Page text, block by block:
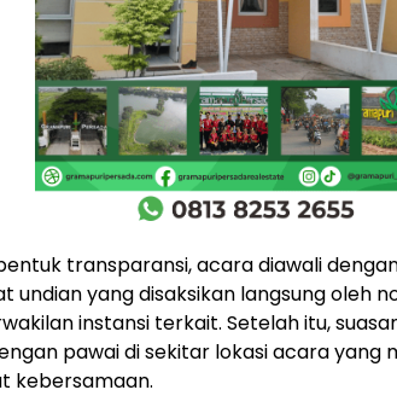
transparansi, acara diawali
undian yang disaksikan langsung oleh
instansi terkait. Setelah itu,
pawai di sekitar lokasi acara yang
kebersamaan.